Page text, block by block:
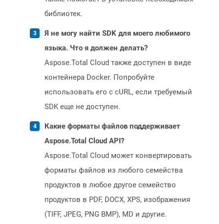
библиотек.
Я не могу найти SDK для моего любимого
языка. Что я должен делать?
Aspose.Total Cloud также доступен в виде
контейнера Docker. Попробуйте
использовать его с cURL, если требуемый
SDK еще не доступен.
Какие форматы файлов поддерживает
Aspose.Total Cloud API?
Aspose.Total Cloud может конвертировать
форматы файлов из любого семейства
продуктов в любое другое семейство
продуктов в PDF, DOCX, XPS, изображения
(TIFF, JPEG, PNG BMP), MD и другие.